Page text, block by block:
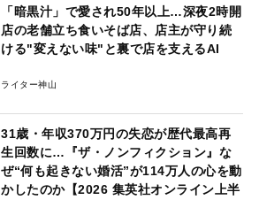
「暗黒汁」で愛され50年以上…深夜2時開
店の老舗立ち食いそば店、店主が守り続
ける"変えない味"と裏で店を支えるAI
ライター神山
31歳・年収370万円の失恋が歴代最高再
生回数に…『ザ・ノンフィクション』な
ぜ“何も起きない婚活”が114万人の心を動
かしたのか【2026 集英社オンライン上半